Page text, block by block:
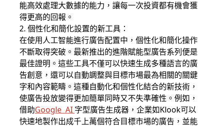
能高效處理大數據的能力，讓每一次投資都有機會獲
得更高的回報。
2. 個性化和簡化設置的新工具：
在使用人工智能進行廣告配置中，個性化和簡化操作
不斷取得突破。最新推出的進階賦能型廣告系列便是
最佳證明。這些工具不僅可以快速生成多種語言的廣
告創意，還可以自動調整與目標市場最為相關的關鍵
字和內容範疇。這種自動化和個性化結合的新技術，
使廣告投放變得更加簡單同時又不失準確性。例如，
借助Google AI 字型廣告生成器，企業如Klook可以
快速地製作出成千上萬個符合目標市場的廣告，並能